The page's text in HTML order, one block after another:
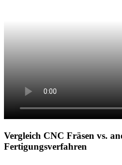
Vergleich CNC Fräsen vs.
Fertigungsverfahren